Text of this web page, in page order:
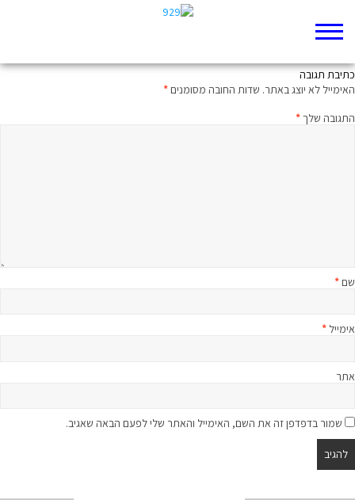
כתיבת תגובה
האימייל לא יוצג באתר. שדות החובה מסומנים*
התגובה שלך*
שם*
אימייל *
אתר
שמור בדפדפן זה את השם, האימייל והאתר שלי לפעם הבאה שאגיב.